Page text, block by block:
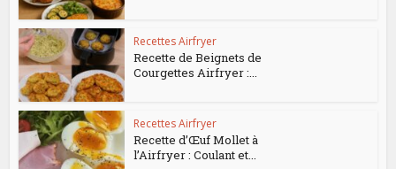
Recettes Airfryer
Recette de Beignets de
Courgettes Airfryer :...
Recettes Airfryer
Recette d’Œuf Mollet à
l’Airfryer : Coulant et...